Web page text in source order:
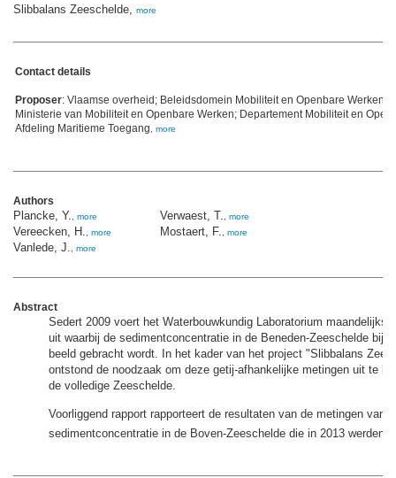
Slibbalans Zeeschelde, more
Contact details
Proposer: Vlaamse overheid; Beleidsdomein Mobiliteit en Openbare Werken;
Ministerie van Mobiliteit en Openbare Werken; Departement Mobiliteit en
Afdeling Maritieme Toegang, more
Authors
Plancke, Y., more
Vereecken, H., more
Vanlede, J., more
Verwaest, T., more
Mostaert, F., more
Abstract
Sedert 2009 voert het Waterbouwkundig Laboratorium
uit waarbij de sedimentconcentratie in de Beneden-Zeeschelde bij
beeld gebracht wordt. In het kader van het project "Slibbalans
ontstond de noodzaak om deze getij-afhankelijke metingen uit te
de volledige Zeeschelde.
Voorliggend rapport rapporteert de resultaten van de metingen van
sedimentconcentratie in de Boven-Zeeschelde die in 2013 werden